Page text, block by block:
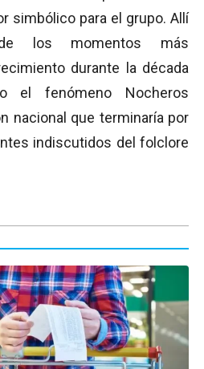
simbólico para el grupo. Allí
los momentos más
durante la década
el fenómeno Nocheros
nacional que terminaría por
indiscutidos del folclore